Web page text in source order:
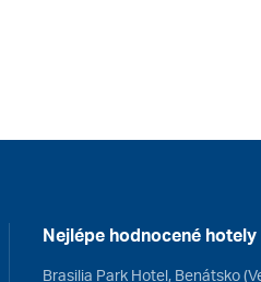
Nejlépe hodnocené hotely
Brasilia Park Hotel, Benátsko